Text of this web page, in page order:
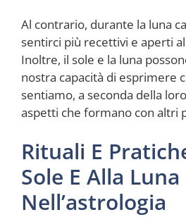
Al contrario, durante la luna
sentirci più recettivi e aperti
Inoltre, il sole e la luna
nostra capacità di esprimere
sentiamo, a seconda della
aspetti che formano con altri
Rituali E
Sole E Alla Luna
Nell’astrologia